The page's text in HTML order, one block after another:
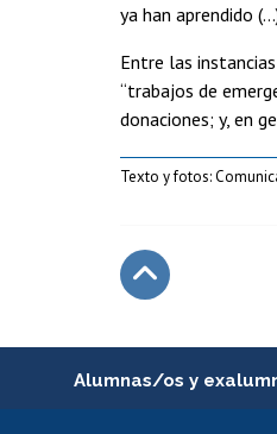
ya han aprendido
Entre las
“trabajos de
donaciones; y, en
Texto y fotos:
Alumnas/os y